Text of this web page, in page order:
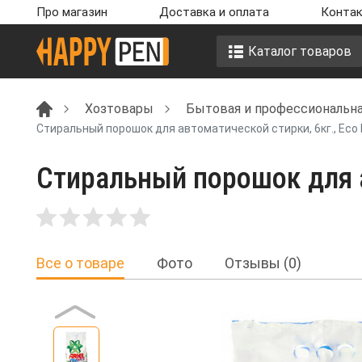
Про магазин Доставка и оплата
Каталог товаров
Хозтовары Бытовая и
Стиральный порошок для автоматической стирки, 6кг., Eco
Стиральный порошок для
Все о товаре Фото Отзывы (0)